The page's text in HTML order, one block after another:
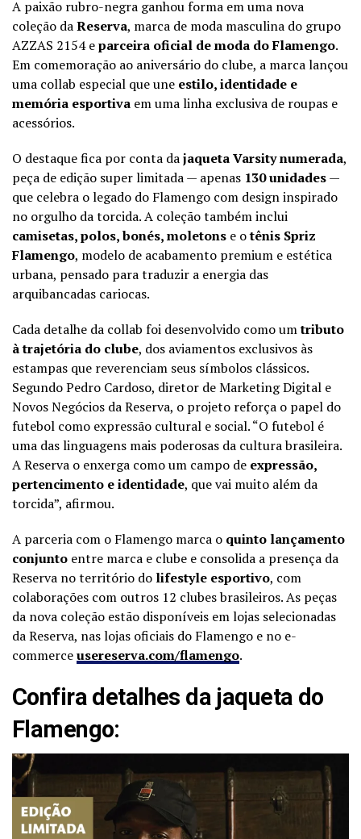
A paixão rubro-negra ganhou forma em uma nova
coleção daReserva, marca de moda masculina do grupo
AZZAS 2154 eparceira oficial de moda do Flamengo.
Em comemoração ao aniversário do clube, a marca lançou
uma collab especial que une estilo, identidade e
memória esportiva em uma linha exclusiva de roupas e
acessórios.
O destaque fica por conta dajaqueta Varsity numerada,
peça de edição super limitada — apenas 130 unidades—
que celebra o legado do Flamengo com design inspirado
no orgulho da torcida. A coleção também inclui
camisetas, polos, bonés, moletons e otênis Spriz
Flamengo, modelo de acabamento premium e estética
urbana, pensado para traduzir a energia das
arquibancadas cariocas.
Cada detalhe da collab foi desenvolvido como umtributo
à trajetória do clube, dos aviamentos exclusivos às
estampas que reverenciam seus símbolos clássicos.
Segundo Pedro Cardoso, diretor de Marketing Digital e
Novos Negócios da Reserva, o projeto reforça o papel do
futebol como expressão cultural e social. “O futebol é
uma das linguagens mais poderosas da cultura brasileira.
A Reserva o enxerga como um campo de expressão,
pertencimento e identidade, que vai muito além da
torcida”, afirmou.
A parceria com o Flamengo marca o quinto lançamento
conjunto entre marca e clube e consolida a presença da
Reserva no território do lifestyle esportivo, com
colaborações com outros 12 clubes brasileiros. As peças
da nova coleção estão disponíveis em lojas selecionadas
da Reserva, nas lojas oficiais do Flamengo e no e-
commerceusereserva.com/flamengo.
Confira detalhes da jaqueta do
Flamengo: